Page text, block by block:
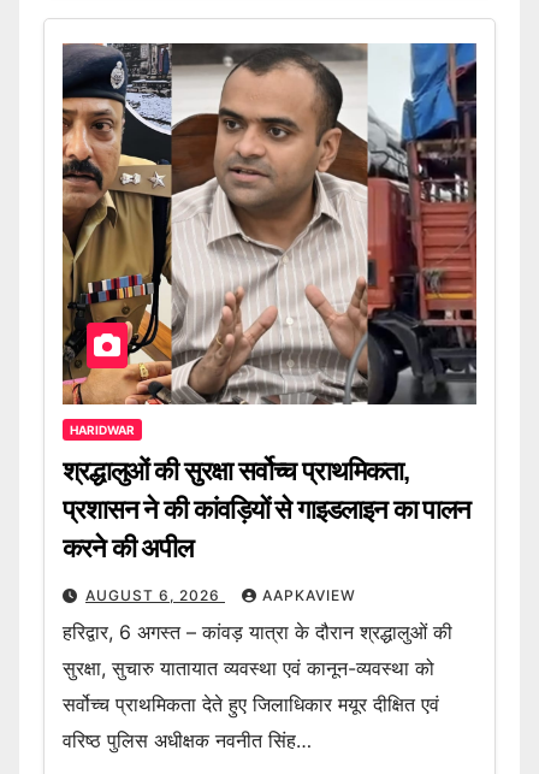
HARIDWAR
श्रद्धालुओं की सुरक्षा सर्वोच्च प्राथमिकता,
प्रशासन ने की कांवड़ियों से गाइडलाइन का पालन
करने की अपील
AUGUST 6, 2026 AAPKAVIEW
हरिद्वार, 6 अगस्त – कांवड़ यात्रा के दौरान श्रद्धालुओं की
सुरक्षा, सुचारु यातायात व्यवस्था एवं कानून-व्यवस्था को
सर्वोच्च प्राथमिकता देते हुए जिलाधिकार मयूर दीक्षित एवं
वरिष्ठ पुलिस अधीक्षक नवनीत सिंह…